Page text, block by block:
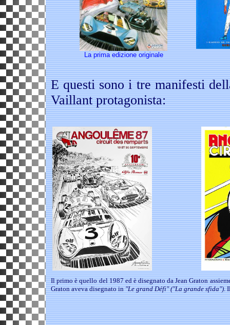
La prima edizione originale
E questi sono i tre manifesti
Vaillant protagonista:
Il primo è quello del 1987 ed è disegnato da Jean Graton
Graton aveva disegnato in "Le grand Défi" ("La grande sfida") .